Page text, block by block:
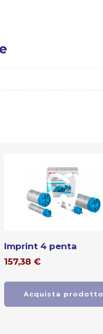
imprint 4 penta
157,38 €
Acquista prodotto